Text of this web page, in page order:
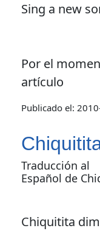
Sing a new
Por el
artículo
Publicado el:
Traducción al
Español de
Chiquitita